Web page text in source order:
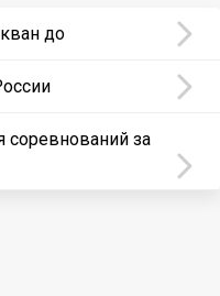
до
соревнований за